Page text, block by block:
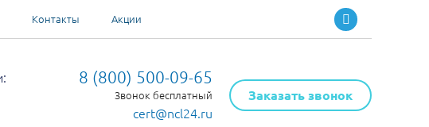
Контакты Акции
8 (800) 500-09-65
Звонок бесплатный
cert@ncl24.ru
Заказать звонок